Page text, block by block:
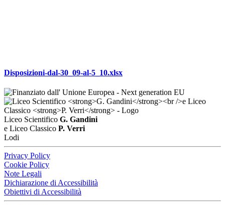
Disposizioni-dal-30_09-al-5_10.xlsx
Liceo Scientifico G. Gandini
e Liceo Classico P. Verri
Lodi
Privacy Policy
Cookie Policy
Note Legali
Dichiarazione di Accessibilità
Obiettivi di Accessibilità